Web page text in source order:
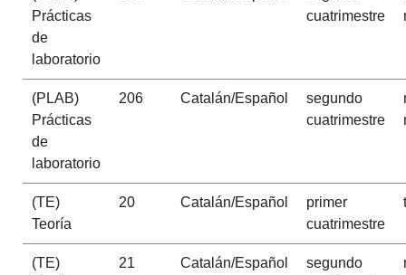
Prácticas
de
laboratorio
cuatrimestre
(PLAB)
Prácticas
de
laboratorio
206 Catalán/Español
segundo
cuatrimestre
(TE)
Teoría
20 Catalán/Español
primer
cuatrimestre
(TE)
21 Catalán/Español
segundo